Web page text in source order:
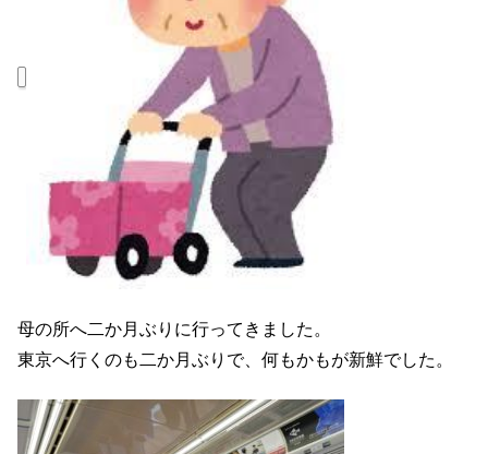
母の所へ二か月ぶりに行ってきました。
東京へ行くのも二か月ぶりで、何もかもが新鮮でした。